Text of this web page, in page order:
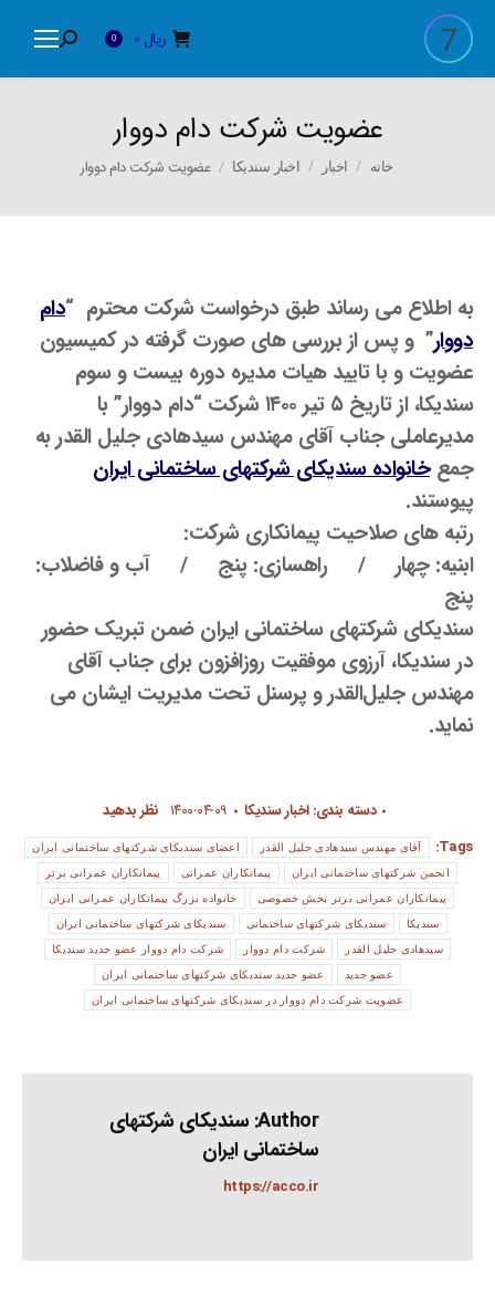
ریال 0
Search:
عضویت شرکت دام دووار
You are here:
خانه اخبار اخبار سندیکا عضویت شرکت دام دووار
به اطلاع می رساند طبق درخواست شرکت محترم “دام
دووار” و پس از بررسی های صورت گرفته در کمیسیون
عضویت و با تایید هیات مدیره دوره بیست و سوم
سندیکا، از تاریخ ۵ تیر ۱۴۰۰ شرکت “دام دووار” با
مدیرعاملی جناب آقای مهندس سیدهادی جلیل القدر به
جمعخانواده سندیکای شرکتهای ساختمانی ایران
پیوستند.
رتبه های صلاحیت پیمانکاری شرکت:
ابنیه: چهار / راهسازی: پنج / آب و فاضلاب:
پنج
سندیکای شرکتهای ساختمانی ایران ضمن تبریک حضور
در سندیکا، آرزوی موفقیت روزافزون برای جناب آقای
مهندس جلیل‌القدر و پرسنل تحت مدیریت ایشان می
نماید.
دسته بندی:اخبار سندیکا ۱۴۰۰-۰۴-۰۹ نظر بدهید
Tags:
آقای مهندس سیدهادی جلیل القدر اعضای سندیکای شرکتهای ساختمانی ایران
انجمن شرکتهای ساختمانی ایران پیمانکاران عمرانی پیمانکاران عمرانی برتر
پیمانکاران عمرانی برتر بخش خصوصی خانواده بزرگ پیمانکاران عمرانی ایران
سندیکا سندیکای شرکتهای ساختمانی سندیکای شرکتهای ساختمانی ایران
سیدهادی جلیل القدر شرکت دام دووار شرکت دام دووار عضو جدید سندیکا
عضو جدید عضو جدید سندیکای شرکتهای ساختمانی ایران
عضویت شرکت دام دووار در سندیکای شرکتهای ساختمانی ایران
Author: سندیکای شرکتهای
ساختمانی ایران
https://acco.ir